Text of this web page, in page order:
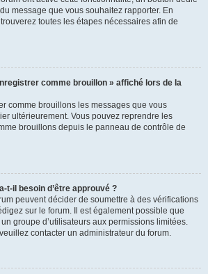
message que vous souhaitez rapporter. En
toutes les étapes nécessaires afin de
comme brouillon » affiché lors de la
comme brouillons les messages que vous
ultérieurement. Vous pouvez reprendre les
brouillons depuis le panneau de contrôle de
t-il besoin d’être approuvé ?
peuvent décider de soumettre à des vérifications
sur le forum. Il est également possible que
groupe d’utilisateurs aux permissions limitées.
contacter un administrateur du forum.